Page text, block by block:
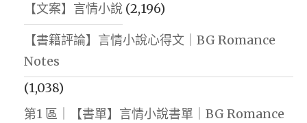
【文案】言情小說 (2,196)
【書籍評論】言情小說心得文｜BG Romance
Notes
(1,038)
第1 區｜【書單】言情小說書單｜BG Romance